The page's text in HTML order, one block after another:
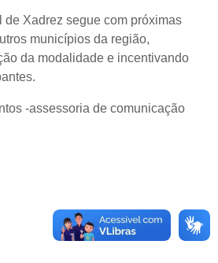
de Xadrez segue com próximas
municípios da região,
da modalidade e incentivando
-assessoria de comunicação